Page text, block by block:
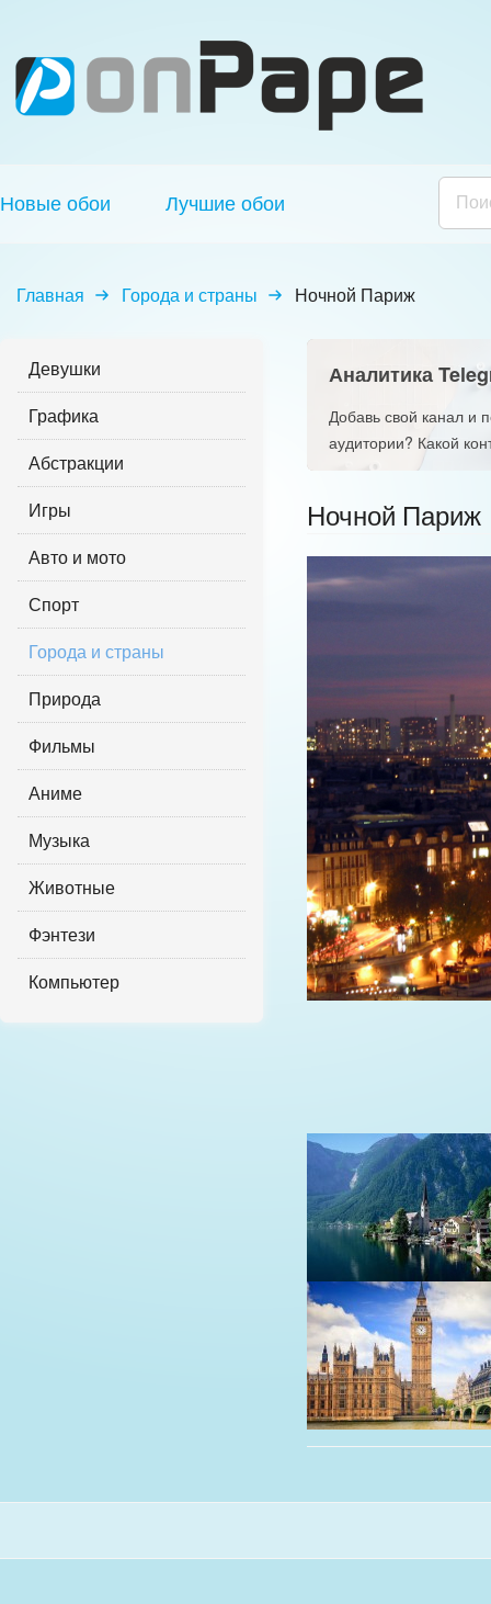
Новые обои Лучшие обои
Главная Города и страны Ночной Париж
Девушки
Графика
Абстракции
Игры
Авто и мото
Спорт
Города и страны
Природа
Фильмы
Аниме
Музыка
Животные
Фэнтези
Компьютер
Аналитика
Добавь свой канал и
аудитории? Какой
Ночной Париж